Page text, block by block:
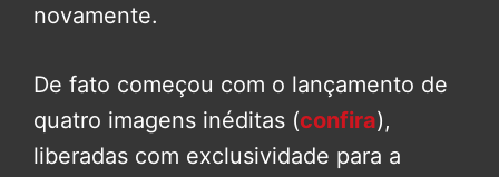
novamente.
De fato começou com o lançamento de
quatro imagens inéditas (confira),
liberadas com exclusividade para a